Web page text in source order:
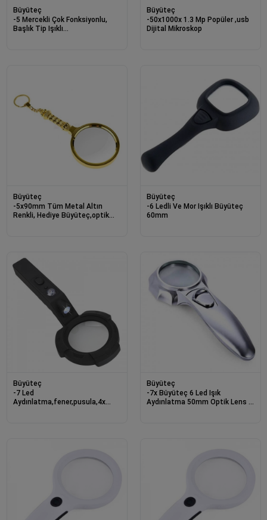
Büyüteç
-5 Mercekli Çok Fonksiyonlu,
Başlık Tip Işıklı
Büyüteç
-50x1000x 1.3 Mp Popüler ,usb
Dijital Mikroskop
Büyüteç
-5x90mm Tüm Metal Altın
Renkli, Hediye Büyüteç,optik
Büyüteç
-6 Ledli Ve Mor Işıklı Büyüteç
60mm
Büyüteç
-7 Led
Aydınlatma,fener,pusula,4x
Büyüteç
-7x Büyüteç 6 Led Işık
Aydınlatma 50mm Optik Lens El